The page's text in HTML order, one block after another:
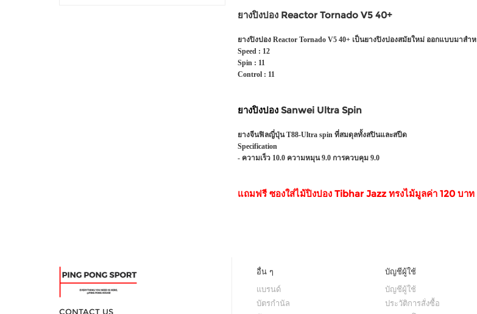
ยางปิงปอง Reactor Tornado V5 40+
ยางปิงปอง Reactor Tornado V5 40+ เป็นยางปิงปองสมัยใหม่ ออกแบบมาส
Speed : 12
Spin : 11
Control : 11
ยางปิงปอง Sanwei Ultra Spin
ยางจีนฟิลญี่ปุ่น T88-Ultra spin ที่สมดุลทั้งสปินและสปีด
Specification
- ความเร็ว 10.0 ความหมุน 9.0 การควบคุม 9.0
แถมฟรี ซองใส่ไม้ปิงปอง Tibhar Jazz ทรงไม้มูลค่า 120 บาท
CONTACT US
อื่น ๆ
แบรนด์
บัตรกำนัล
บัญชีผู้ใช้
บัญชีผู้ใช้
ประวัติการสั่งซื้อ